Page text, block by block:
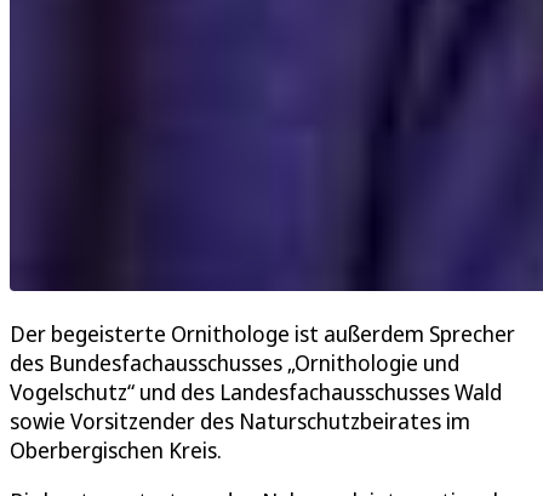
Der begeisterte Ornithologe ist außerdem Sprecher
des Bundesfachausschusses „Ornithologie und
Vogelschutz“ und des Landesfachausschusses Wald
sowie Vorsitzender des Naturschutzbeirates im
Oberbergischen Kreis.